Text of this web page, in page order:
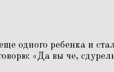
одного ребенка и
«Да вы че,